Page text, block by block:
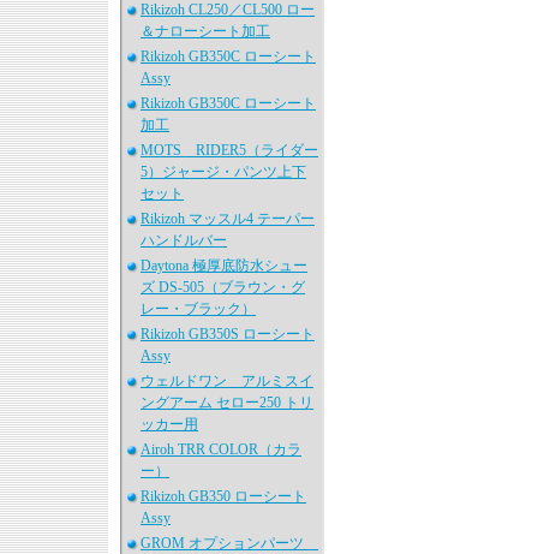
Rikizoh CL250／CL500 ロー
＆ナローシート加工
Rikizoh GB350C ローシート
Assy
Rikizoh GB350C ローシート
加工
MOTS RIDER5（ライダー
5）ジャージ・パンツ上下
セット
Rikizoh マッスル4 テーパー
ハンドルバー
Daytona 極厚底防水シュー
ズ DS-505（ブラウン・グ
レー・ブラック）
Rikizoh GB350S ローシート
Assy
ウェルドワン アルミスイ
ングアーム セロー250 トリ
ッカー用
Airoh TRR COLOR（カラ
ー）
Rikizoh GB350 ローシート
Assy
GROM オプションパーツ